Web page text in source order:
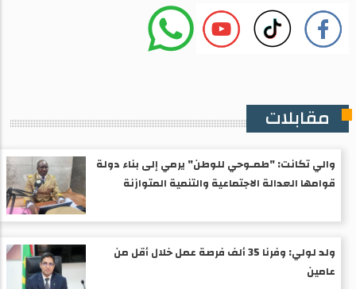
مقابلات
والي تكانت: "طمـوحي للوطن" يرمي إلى بناء دولة
قوامها العدالة الاجتماعية والتنمية المتوازنة
ولد لولي: وفرنا 35 ألف فرصة عمل خلال أقل من
عامين